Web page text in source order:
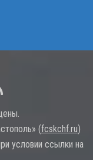
(fcskchf.ru)
условии ссылки на